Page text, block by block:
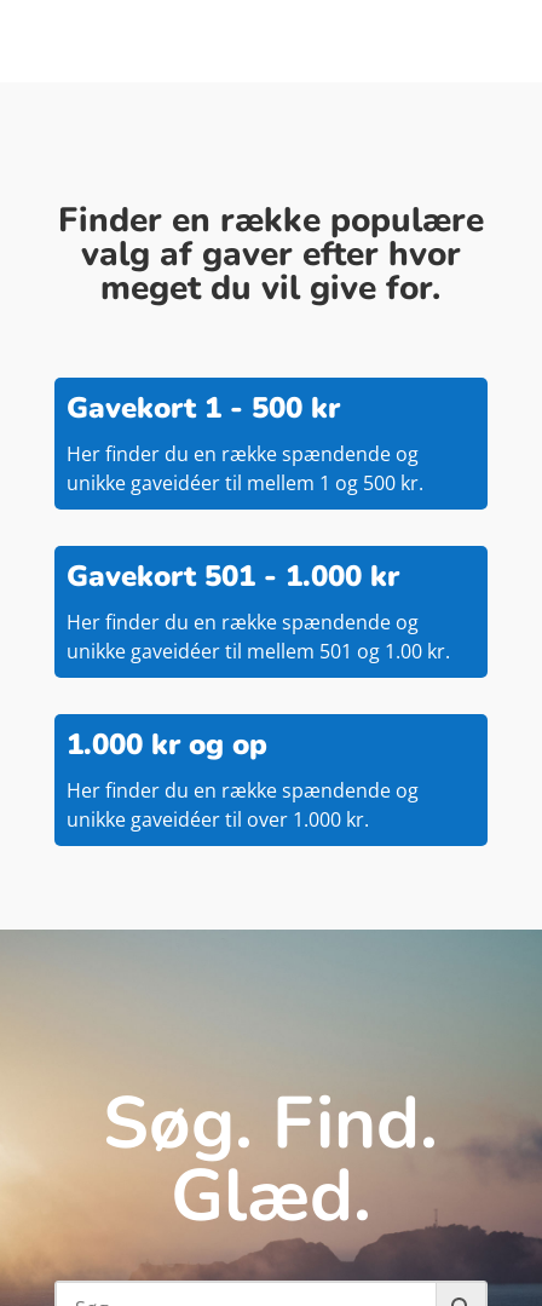
Finder en række populære
valg af gaver efter hvor
meget du vil give for.
Gavekort 1 - 500 kr
Her finder du en række spændende og
unikke gaveidéer til mellem 1 og 500 kr.
Gavekort 501 - 1.000 kr
Her finder du en række spændende og
unikke gaveidéer til mellem 501 og 1.00 kr.
1.000 kr og op
Her finder du en række spændende og
unikke gaveidéer til over 1.000 kr.
Søg. Find.
Glæd.